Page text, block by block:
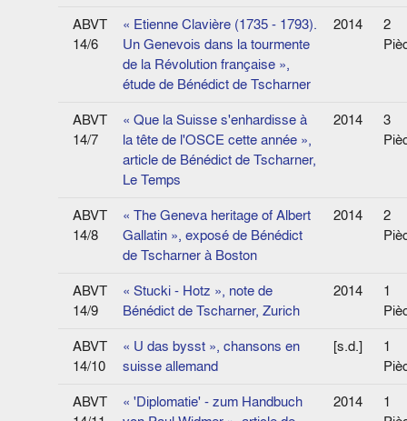
ABVT
14/6
« Etienne Clavière (1735 - 1793).
Un Genevois dans la tourmente
de la Révolution française »,
étude de Bénédict de Tscharner
2014
2
ABVT
14/7
« Que la Suisse s'enhardisse à
la tête de l'OSCE cette année »,
article de Bénédict de Tscharner,
Le Temps
2014
3
ABVT
14/8
« The Geneva heritage of Albert
Gallatin », exposé de Bénédict
de Tscharner à Boston
2014
2
ABVT
14/9
« Stucki - Hotz », note de
Bénédict de Tscharner, Zurich
2014
1
ABVT
14/10
« U das bysst », chansons en
suisse allemand
[s.d.]
1
ABVT
« 'Diplomatie' - zum Handbuch
2014
1